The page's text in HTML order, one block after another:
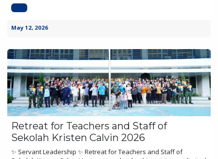
May 12, 2026
Retreat for Teachers and Staff of
Sekolah Kristen Calvin 2026
✨ Servant Leadership ✨ Retreat for Teachers and Staff of